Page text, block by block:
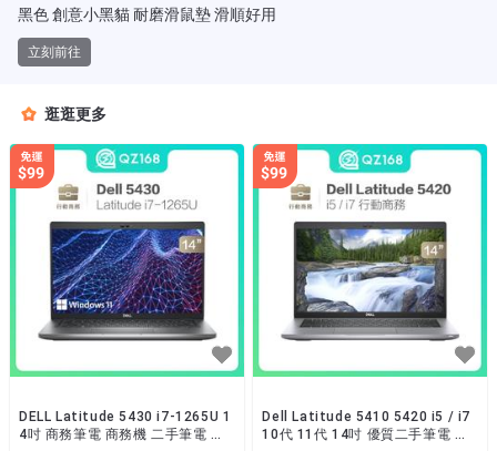
黑色 創意小黑貓 耐磨滑鼠墊 滑順好用
立刻前往
逛逛更多
DELL Latitude 5430 i7-1265U 1
4吋 商務筆電 商務機 二手筆電 文
Dell Latitude 5410 5420 i5 / i7
10代 11代 14吋 優質二手筆電 文